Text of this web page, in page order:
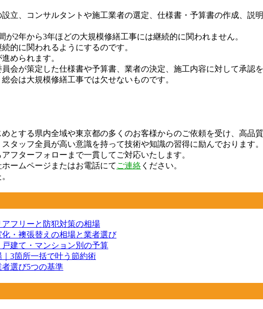
立、コンサルタントや施工業者の選定、仕様書・予算書の作成、説
2年から3年ほどの大規模修繕工事には継続的に関われません。
的に関われるようにするのです。
められます。
会が策定した仕様書や予算書、業者の決定、施工内容に対して承認を
会は大規模修繕工事では欠せないものです。
とする県内全域や東京都の多くのお客様からのご依頼を受け、高品
タッフ全員が高い意識を持って技術や知識の習得に励んでおります。
フターフォローまで一貫してご対応いたします。
ームページまたはお電話にて ご連絡 ください。
フリーと防犯対策の相場
・襖張替えの相場と業者選び
建て・マンション別の予算
3箇所一括で叶う節約術
選び5つの基準